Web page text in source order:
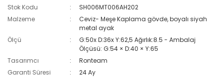
Stok Kodu
SH006MT006AH202
Malzeme
Ceviz- Meşe Kaplama gövde, boyalı siyah
metal ayak
Ölçü
G:50x D:36x Y:62,5 Ağırlık:8.5 - Ambalaj
Ölçüsü: G:54 × D:40 × Y:65
Tasarımcı
Ronteam
Garanti Süresi
24 Ay